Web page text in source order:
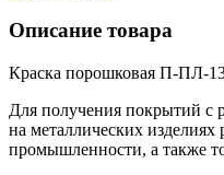
Описание товара
Краска порошковая П-ПЛ-
Для получения покрытий с
на металлических изделиях
промышленности, а также